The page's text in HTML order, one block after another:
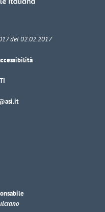
del 02.02.2017